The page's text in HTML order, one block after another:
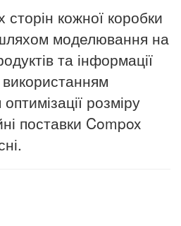
сторін кожної коробки
моделювання на
та інформації
використанням
розміру
поставки Compox